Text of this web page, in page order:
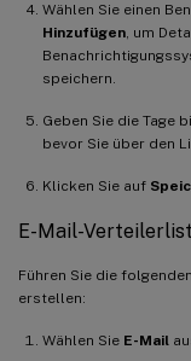
Wählen Sie einen
Hinzufügen, um
speichern.
Geben Sie die Tage
bevor Sie über den
Klicken Sie auf
E-Mail-
Führen Sie die
erstellen:
Wählen Sie E-Mail